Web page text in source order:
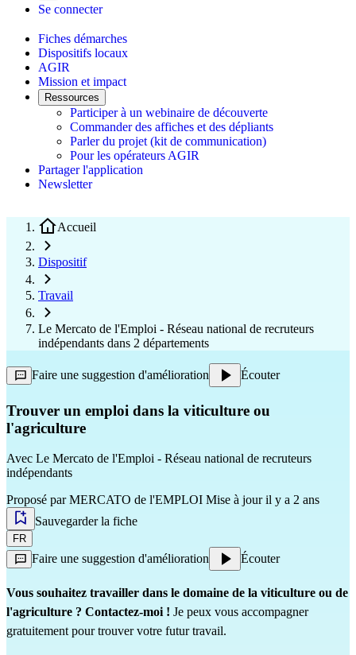
Se connecter
Fiches démarches
Dispositifs locaux
AGIR
Mission et impact
Ressources
Participer à un webinaire de découverte
Commander des affiches et des dépliants
Parler du projet (kit de communication)
Pour les opérateurs AGIR
Partager l'application
Newsletter
Accueil
Dispositif
Travail
Le Mercato de l'Emploi - Réseau national de recruteurs
indépendants dans 2 départements
Faire une suggestion d'amélioration Écouter
Trouver un emploi dans la viticulture ou
l'agriculture
Avec Le Mercato de l'Emploi - Réseau national de recruteurs
indépendants
Proposé par MERCATO de l'EMPLOI Mise à jour il y a 2 ans
Sauvegarder la fiche
FR
Faire une suggestion d'amélioration Écouter
Vous souhaitez travailler dans le domaine de la viticulture ou de
l'agriculture ? Contactez-moi ! Je peux vous accompagner
gratuitement pour trouver votre futur travail.